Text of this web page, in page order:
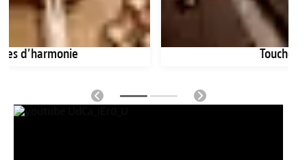
d’harmonie Touches